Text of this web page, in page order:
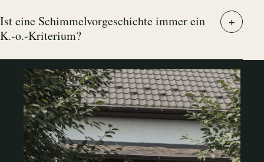
Ist eine Schimmelvorgeschichte immer ein
K.-o.-Kriterium?